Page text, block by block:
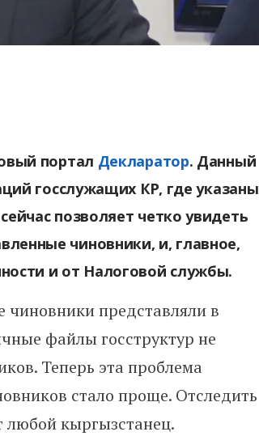
портал Декларатор. Данный
госслужащих КР, где указаны
позволяет четко увидеть
чиновники, и, главное,
и от Налоговой службы.
представляли в
файлы госструктур не
Теперь эта проблема
стало проще. Отследить
любой кыргызстанец.